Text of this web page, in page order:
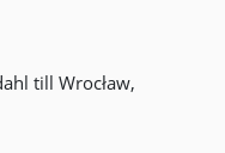
till Wrocław,